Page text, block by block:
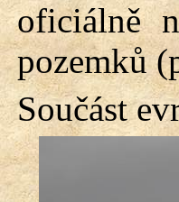
oficiálně
pozemků
Součást